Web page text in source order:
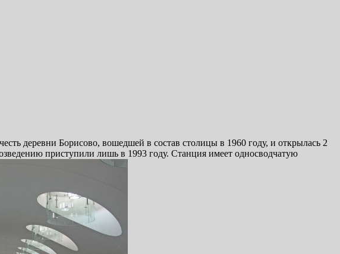
деревни Борисово, вошедшей в состав столицы в 1960 году, и открылась 2
приступили лишь в 1993 году. Станция имеет односводчатую